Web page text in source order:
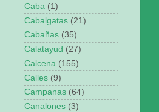
Caba (1)
Cabalgatas (21)
Cabañas (35)
Calatayud (27)
Calcena (155)
Calles (9)
Campanas (64)
Canalones (3)